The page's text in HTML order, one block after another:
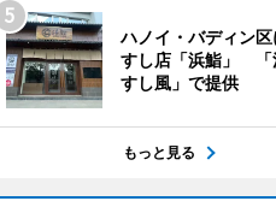
ハノイ・バディン区
すし店「浜鮨」 「
すし風」で提供
もっと見る